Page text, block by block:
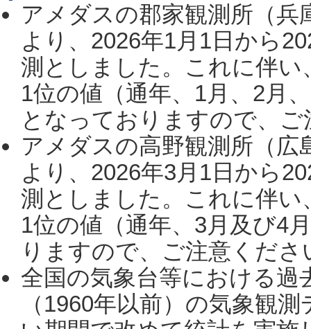
アメダスの郡家観測所（
より、2026年1月1日から
測としました。これに伴い
1位の値（通年、1月、2月
となっておりますので、
アメダスの高野観測所（
より、2026年3月1日から
測としました。これに伴い
1位の値（通年、3月及び4
りますので、ご注意くだ
全国の気象台等における過
（1960年以前）の気象観